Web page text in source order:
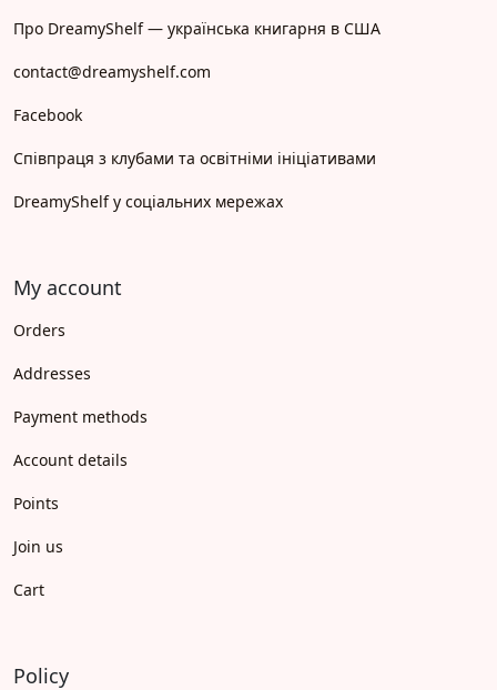
Про DreamyShelf — українська книгарня в США
contact@dreamyshelf.com
Facebook
Співпраця з клубами та освітніми ініціативами
DreamyShelf у соціальних мережах
My account
Orders
Addresses
Payment methods
Account details
Points
Join us
Cart
Policy